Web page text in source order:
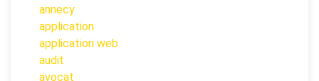
annecy
application
application web
audit
avocat